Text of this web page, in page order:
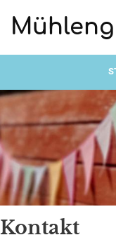
Kontakt
Kontakt